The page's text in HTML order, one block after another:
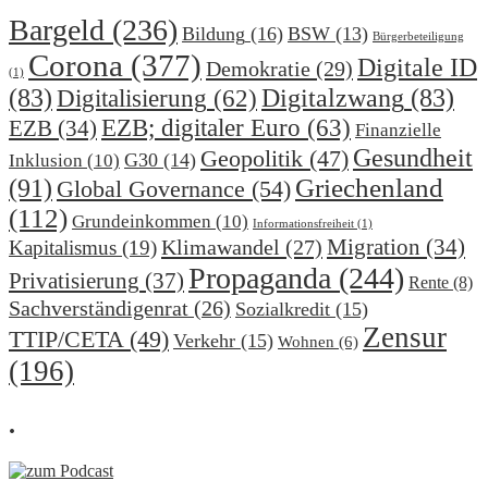
Bargeld (236) Bildung (16) BSW (13) Bürgerbeteiligung
(1) Corona (377) Demokratie (29) Digitale ID
(83) Digitalisierung (62) Digitalzwang (83)
EZB (34) EZB; digitaler Euro (63) Finanzielle
Inklusion (10) G30 (14) Geopolitik (47) Gesundheit
(91) Global Governance (54) Griechenland
(112) Grundeinkommen (10) Informationsfreiheit (1)
Kapitalismus (19)Klimawandel (27) Migration (34)
Privatisierung (37) Propaganda (244) Rente (8)
Sachverständigenrat (26) Sozialkredit (15)
TTIP/CETA(49) Verkehr (15) Wohnen (6) Zensur
(196)
.